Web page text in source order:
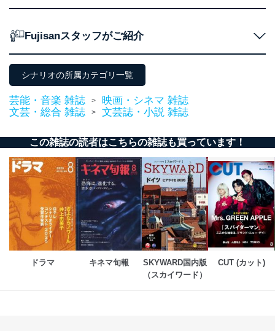
1
当社の定期購読サ
ービス等をご利用
の方の個人情報
商品代金回収のため
のため
個人が特定できない形で取得した
閲覧履歴や購買履歴等の情報を分
析して、趣味・嗜好に
応じた新商品・サービスに関する
当社にお問合わせ
人情報
お問い合わせ対応、トラブル対
質向上のため
3
当社カスタマーQ＆
Aサービス利用者
カスタマーQ＆Aサイトの投稿内容
の確認のため
ｅメール等によるカスタマーQ＆A
サイトのサービス内容のご案内の
ため
ｅメール等による商品、サービ
ス、キャンペーン等の広告に関す
るご案内のため
採用選考、ご連絡のため
Fujisanスタッフがご紹介
シナリオの所属カテゴリ一覧
芸能・音楽 雑誌 >
映画・シネマ 雑誌
文芸・総合 雑誌
> 文芸誌・小説 雑誌
この雑誌の読者はこちらの雑誌も買っています！
ドラマ キネマ旬報
SKYWARD国内版
（スカイワード）
CUT (カット)